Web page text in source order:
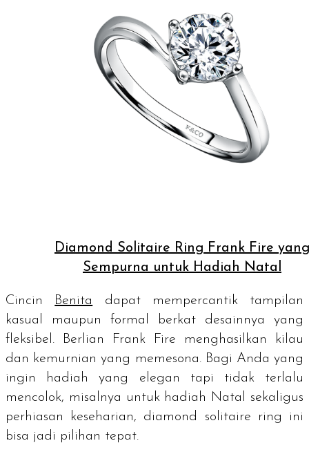
Diamond Solitaire Ring Frank Fire yang
Sempurna untuk Hadiah Natal
Cincin Benita
dapat mempercantik tampilan
kasual maupun formal berkat desainnya yang
fleksibel. Berlian Frank Fire menghasilkan kilau
dan kemurnian yang memesona. Bagi Anda yang
ingin hadiah yang elegan tapi tidak terlalu
mencolok, misalnya untuk hadiah Natal sekaligus
perhiasan keseharian, diamond solitaire ring ini
bisa jadi pilihan tepat.